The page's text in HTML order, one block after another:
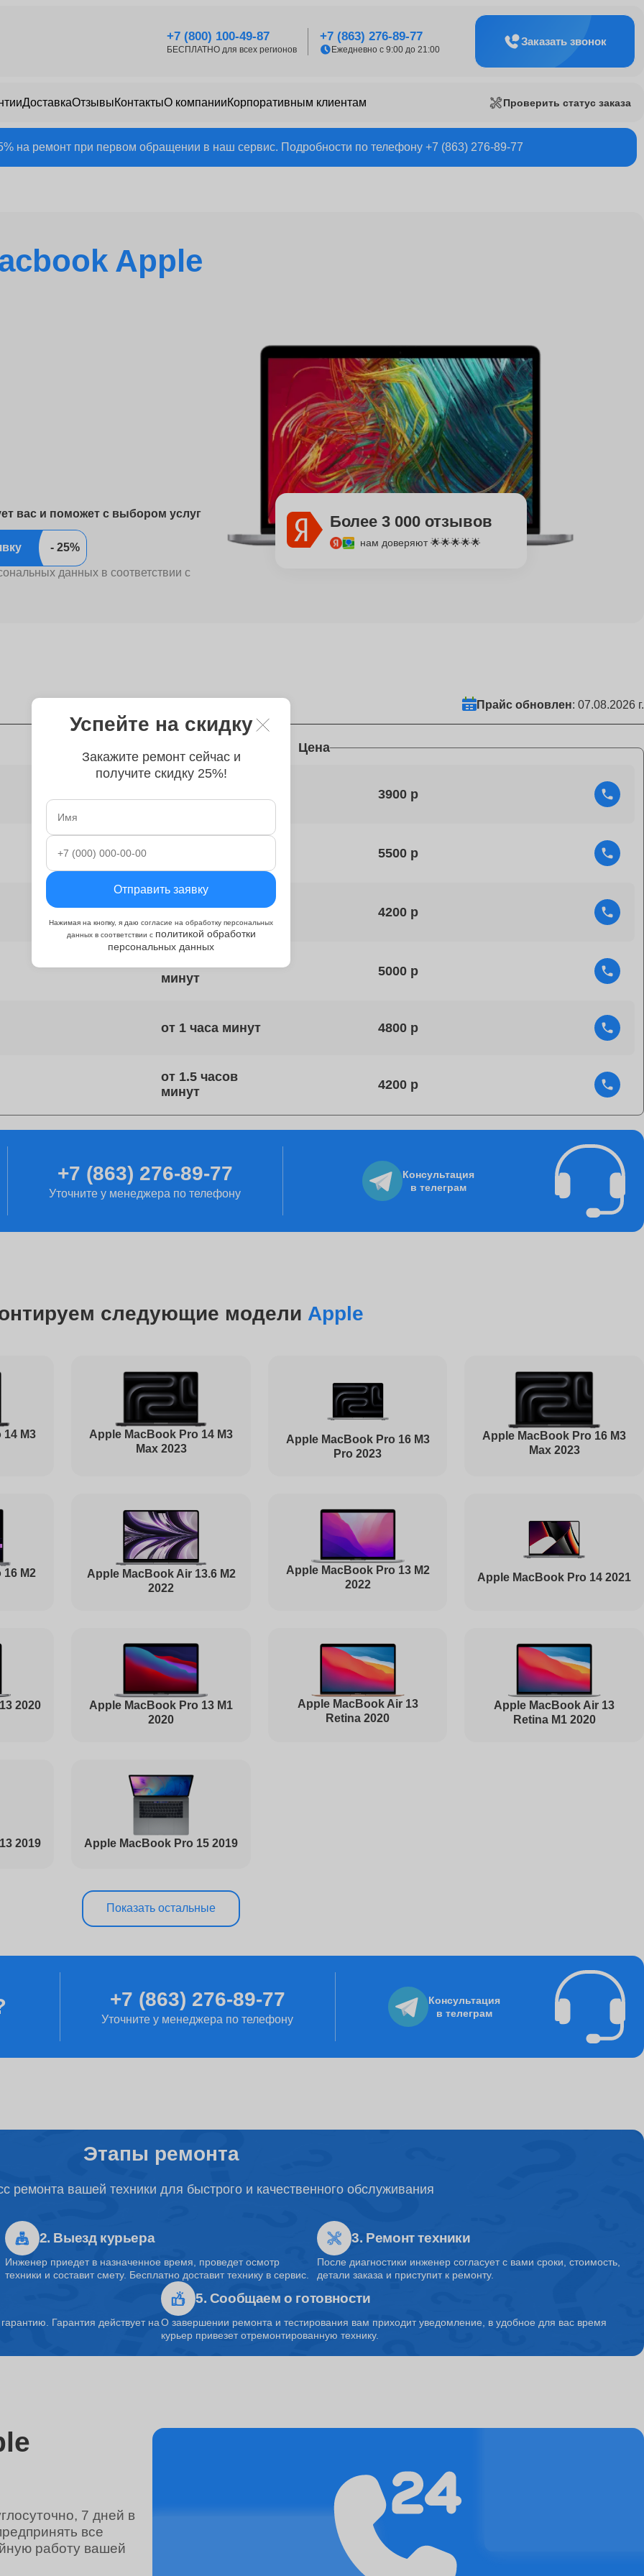
+7 (800) 100-49-87
БЕСПЛАТНО для всех регионов
+7 (863) 276-89-77
Ежедневно с 9:00 до 21:00
Заказать звонок
ДоставкаОтзывыКонтактыО компанииКорпоративным клиентам Проверить статус заказа
на ремонт при первом обращении в наш сервис. Подробности по телефону +7 (863) 276-89-77
Apple
вас и поможет с выбором услуг
заявку
данных в соответствии с
Более 3 000 отзывов
нам доверяют 🌟🌟🌟🌟🌟
Прайс обновлен: 07.08.2026 г.
Время Цена
3900
5500
от 2 часов
4200
5000
от 1 часа 4800
от 1.5 часов
4200
от 60 минут
1060
от 100 минут
от 90 минут
3200
от 80 минут
1030
от 70 минут
1495
от 50 минут
1000
от 100 минут
от 90 минут
от 90 минут
от 100 минут
895
от 2 часов
8235
от 80 минут
от 1 часа 4500
от 100 минут
от 1.5 часов
4500
5850
1500
+7 (863) 276-89-77
Уточните у менеджера по телефону
Консультация
в телеграм
следующие модели Apple
M3
Apple MacBook Pro 14 M3
Max 2023
Apple MacBook Pro 16 M3
Pro 2023
Apple MacBook Pro 16 M3
Max 2023
M2
Apple MacBook Air 13.6 M2
2022
Apple MacBook Pro 13 M2
2022
Apple MacBook Pro 14 2021
2020
Apple MacBook Pro 13 M1
2020
Apple MacBook Air 13
Retina 2020
Apple MacBook Air 13
Retina M1 2020
2019 Apple MacBook Pro 15 2019
Показать остальные
+7 (863) 276-89-77
Уточните у менеджера по телефону
Консультация
в телеграм
Этапы ремонта
ремонта вашей техники для быстрого и качественного обслуживания
2. Выезд курьера
Инженер приедет в назначенное время, проведет осмотр
техники и составит смету. Бесплатно доставит технику в сервис.
3. Ремонт техники
После диагностики инженер согласует с вами сроки, стоимость,
детали заказа и приступит к ремонту.
Гарантия действует на
5. Сообщаем о готовности
О завершении ремонта и тестирования вам приходит уведомление, в удобное для вас время
курьер привезет отремонтированную технику.
7 дней в
все
работу вашей
Успейте на скидку
Закажите ремонт сейчас и
получите скидку 25%!
Отправить заявку
Нажимая на кнопку, я даю согласие на обработку персональных
данных в соответствии с политикой обработки
персональных данных